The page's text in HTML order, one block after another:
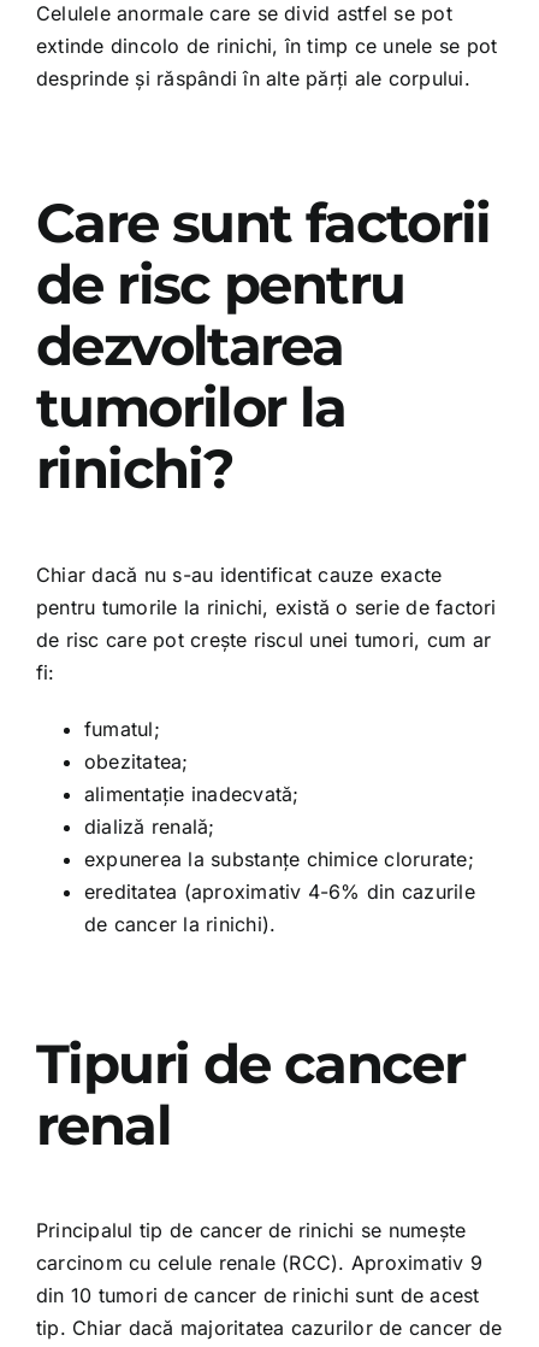
Celulele anormale care se divid astfel se pot
extinde dincolo de rinichi, în timp ce unele se pot
desprinde și răspândi în alte părți ale corpului.
Care sunt factorii
de risc pentru
dezvoltarea
tumorilor la
rinichi?
Chiar dacă nu s-au identificat cauze exacte
pentru tumorile la rinichi, există o serie de factori
de risc care pot crește riscul unei tumori, cum ar
fi:
fumatul;
obezitatea;
alimentație inadecvată;
dializă renală;
expunerea la substanțe chimice clorurate;
ereditatea (aproximativ 4-6% din cazurile
de cancer la rinichi).
Tipuri de cancer
renal
Principalul tip de cancer de rinichi se numește
carcinom cu celule renale (RCC). Aproximativ 9
din 10 tumori de cancer de rinichi sunt de acest
tip. Chiar dacă majoritatea cazurilor de cancer de